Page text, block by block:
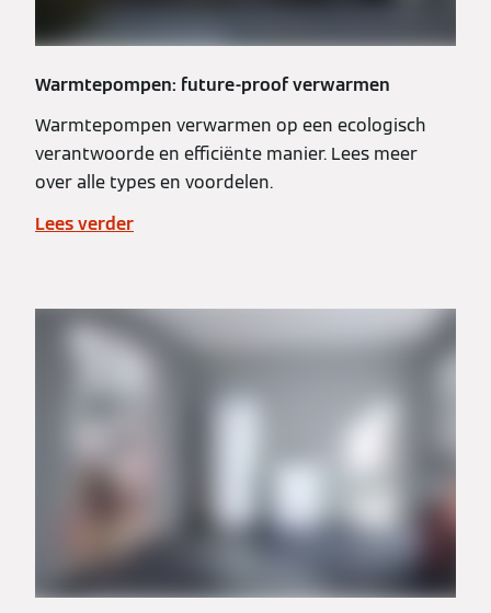
Warmtepompen: future-proof verwarmen
Warmtepompen verwarmen op een ecologisch
verantwoorde en efficiënte manier. Lees meer
over alle types en voordelen.
Lees verder